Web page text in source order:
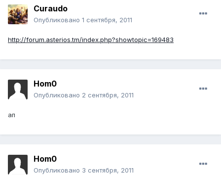
Curaudo
Опубликовано 1 сентября, 2011
http://forum.asterios.tm/index.php?showtopic=169483
Hom0
Опубликовано 2 сентября, 2011
ап
Hom0
Опубликовано 3 сентября, 2011